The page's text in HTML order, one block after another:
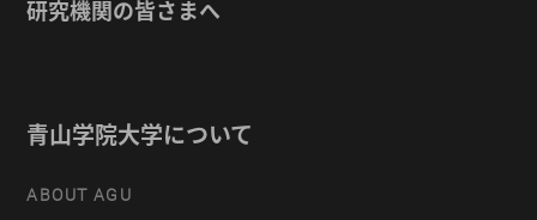
研究機関の皆さまへ
青山学院大学について
ABOUT AGU